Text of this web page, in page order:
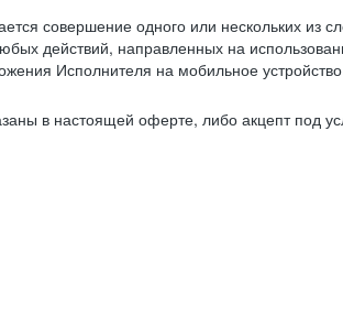
совершение одного или нескольких из
действий, направленных на
Исполнителя на мобильное
в настоящей оферте, либо акцепт под